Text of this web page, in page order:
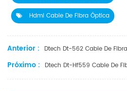
Hdmi Cable De Fibra Óptica
Anterior : Dtech Dt-562 Cable De
Próximo : Dtech Dt-Hf559 Cable De